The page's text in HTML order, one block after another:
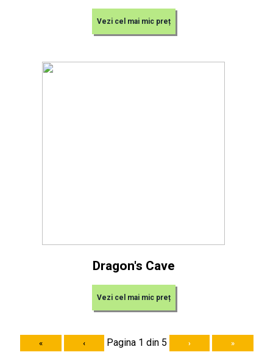
Vezi cel mai mic preț
Dragon's Cave
Vezi cel mai mic preț
« ‹ Pagina 1 din 5 › »